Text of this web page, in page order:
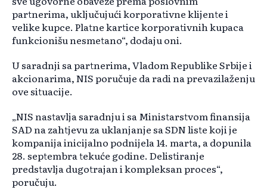
partnerima, uključujući korporativne klijente i
velike kupce. Platne kartice korporativnih kupaca
funkcionišu nesmetano“, dodaju oni.
U saradnji sa partnerima, Vladom Republike Srbije i
akcionarima, NIS poručuje da radi na prevazilaženju
ove situacije.
„NIS nastavlja saradnju i sa Ministarstvom finansija
SAD na zahtjevu za uklanjanje sa SDN liste koji je
kompanija inicijalno podnijela 14. marta, a dopunila
28. septembra tekuće godine. Delistiranje
predstavlja dugotrajan i kompleksan proces“,
poručuju.